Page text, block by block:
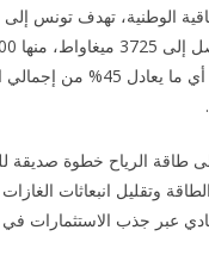
الوطنية، تهدف تونس إلى
من طاقة الرياح، أي ما يعادل
طاقة الرياح خطوة صديقة
وتقليل انبعاثات الغازات
عبر جذب الاستثمارات في